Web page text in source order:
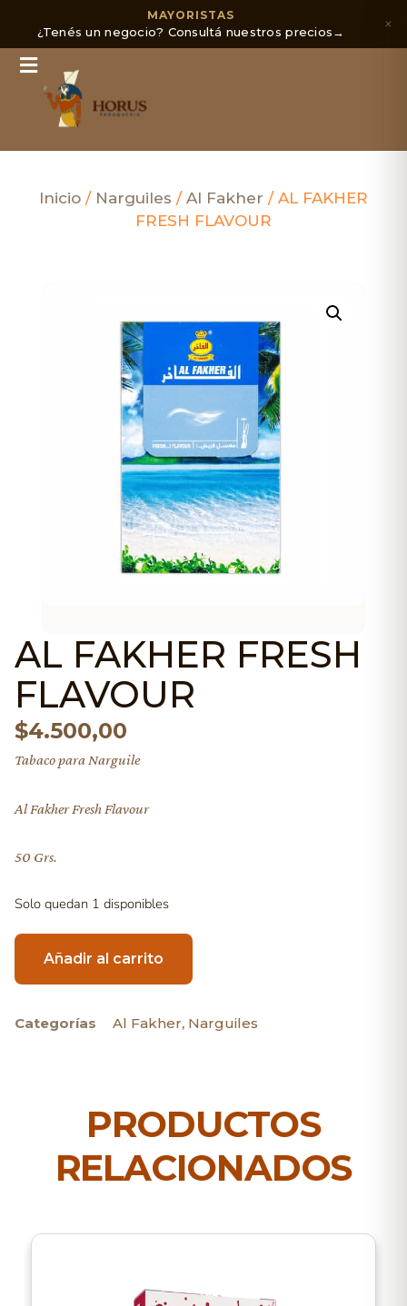
MAYORISTAS
¿Tenés un negocio? Consultá nuestros precios→ ×
Inicio / Narguiles / Al Fakher / AL FAKHER
FRESH FLAVOUR
AL FAKHER FRESH
FLAVOUR
$4.500,00
Tabaco para Narguile
Al Fakher Fresh Flavour
50 Grs.
Solo quedan 1 disponibles
Añadir al carrito
Categorías Al Fakher, Narguiles
PRODUCTOS
RELACIONADOS